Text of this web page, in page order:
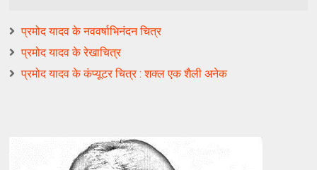
प्रमोद यादव के नववर्षाभिनंदन चित्र
प्रमोद यादव के रेखाचित्र
प्रमोद यादव के कंप्यूटर चित्र : शक्ल एक शैली अनेक